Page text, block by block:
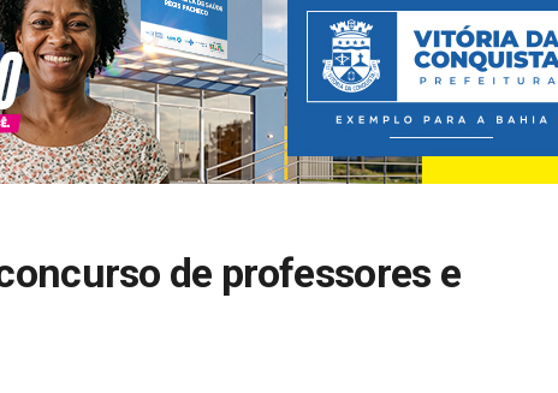
de professores e